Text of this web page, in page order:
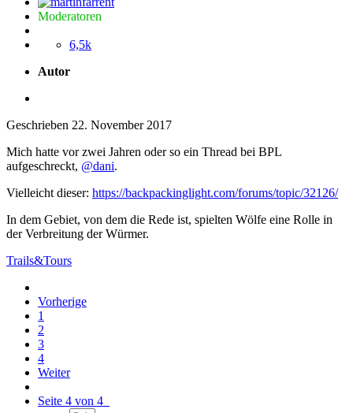
Moderatoren
6,5k
Autor
Geschrieben 22. November 2017
Mich hatte vor zwei Jahren oder so ein Thread bei BPL
aufgeschreckt, @dani.
Vielleicht dieser: https://backpackinglight.com/forums/topic/32126/
In dem Gebiet, von dem die Rede ist, spielten Wölfe eine Rolle in
der Verbreitung der Würmer.
Trails&Tours
Vorherige
1
2
3
4
Weiter
Seite 4 von 4